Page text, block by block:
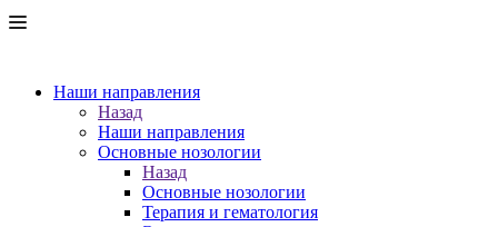
Наши направления
Назад
Наши направления
Основные нозологии
Назад
Основные нозологии
Терапия и гематология